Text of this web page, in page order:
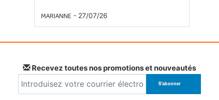
MARIANNE- 27/07/26
Recevez toutes nos promotions et nouveautés